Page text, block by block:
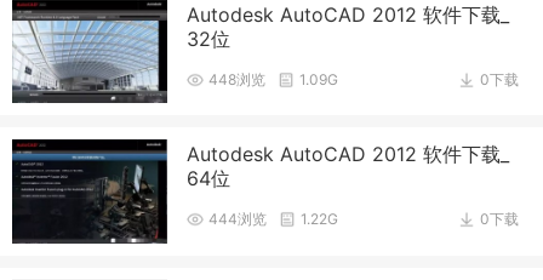
Autodesk AutoCAD 2012 软件下载_
32位
0下载
448浏览 1.09G
Autodesk AutoCAD 2012 软件下载_
64位
0下载
444浏览 1.22G